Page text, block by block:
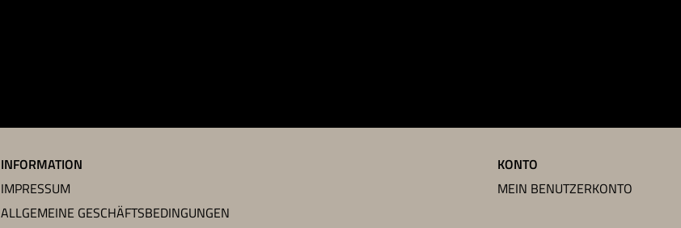
INFORMATION
IMPRESSUM
ALLGEMEINE GESCHÄFTSBEDINGUNGEN
KONTO
MEIN BENUTZERKONTO